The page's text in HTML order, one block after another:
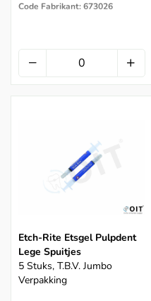
Code Fabrikant: 673026
Etch-Rite Etsgel Pulpdent
Lege Spuitjes
5 Stuks, T.b.v. Jumbo
Verpakking